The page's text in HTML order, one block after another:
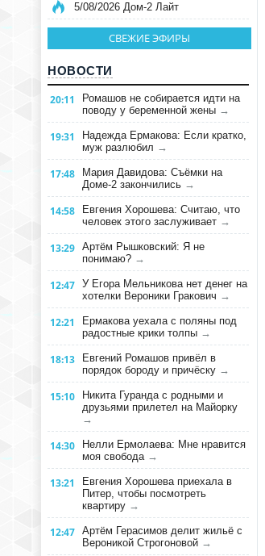
5/08/2026 Дом-2 Лайт
СВЕЖИЕ ЭФИРЫ
НОВОСТИ
20:11
Ромашов не собирается идти на
поводу у беременной жены →
19:31
Надежда Ермакова: Если кратко,
муж разлюбил →
17:48
Мария Давидова: Съёмки на
Доме-2 закончились →
14:58
Евгения Хорошева: Считаю, что
человек этого заслуживает →
13:29 Артём Рышковский: Я не
понимаю? →
12:47 У Егора Мельникова нет денег на
хотелки Вероники Гракович →
12:21
Ермакова уехала с поляны под
радостные крики толпы →
18:13
Евгений Ромашов привёл в
порядок бороду и причёску →
15:10
Никита Гуранда с родными и
друзьями прилетел на Майорку
→
14:30
Нелли Ермолаева: Мне нравится
моя свобода →
13:21
Евгения Хорошева приехала в
Питер, чтобы посмотреть
квартиру →
12:47 Артём Герасимов делит жильё с
Вероникой Строгоновой →